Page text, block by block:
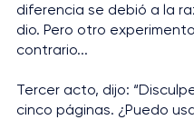
diferencia se debió a la
dio. Pero otro
contrario...
Tercer acto, dijo:
cinco páginas. ¿Puedo